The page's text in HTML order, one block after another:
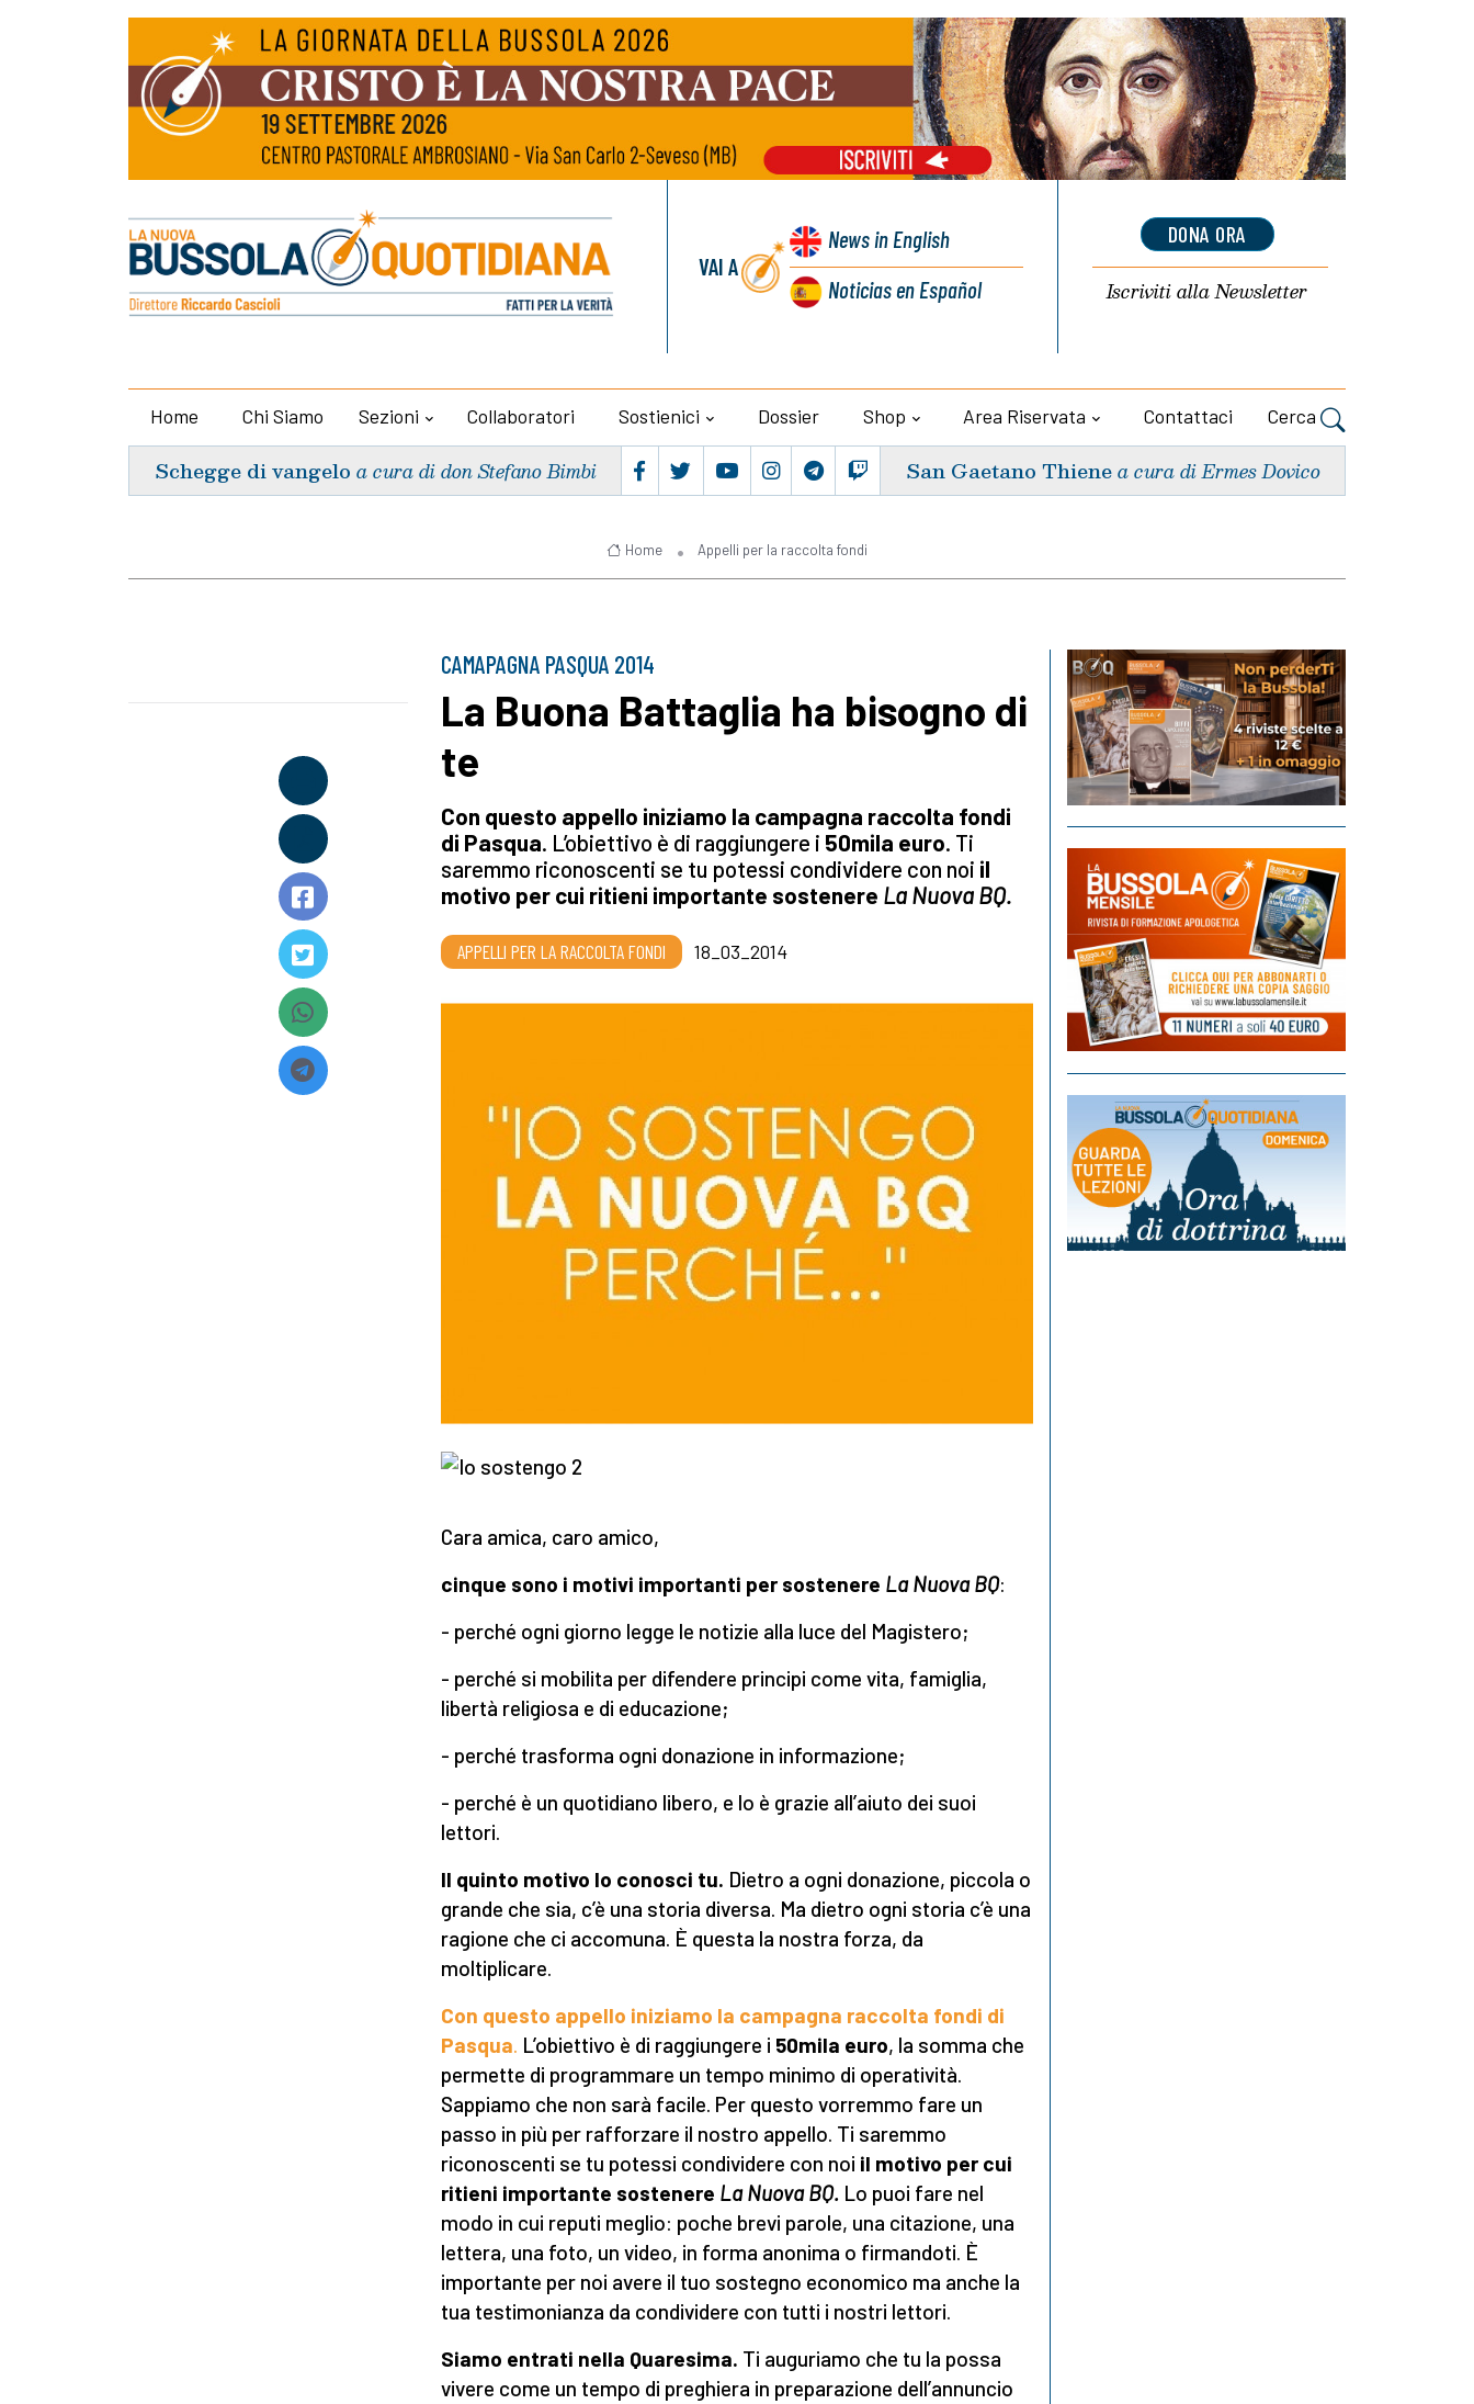
VAI A
Newsin English
Noticiasen Español
DONA ORA
Iscriviti allaNewsletter
Home Chi Siamo Sezioni Collaboratori Sostienici Dossier Shop Area Riservata Contattaci Cerca
Schegge di vangelo a cura di don Stefano Bimbi San Gaetano Thiene a cura di Ermes Dovico
Home Appelli per la raccolta fondi
CAMAPAGNA PASQUA 2014
La Buona Battaglia ha bisogno di
te
Con questo appello iniziamo la campagna raccolta fondi
di Pasqua. L’obiettivo è di raggiungere i 50mila euro. Ti
saremmo riconoscenti se tu potessi condividere con noi il
motivo per cui ritieni importante sostenere La Nuova BQ.
APPELLI PER LA RACCOLTA FONDI 18_03_2014
Cara amica, caro amico,
cinque sono i motivi importanti per sostenere La Nuova BQ:
- perché ogni giorno legge le notizie alla luce del Magistero;
- perché si mobilita per difendere principi come vita, famiglia,
libertà religiosa e di educazione;
- perché trasforma ogni donazione in informazione;
- perché è un quotidiano libero, e lo è grazie all’aiuto dei suoi
lettori.
Il quinto motivo lo conosci tu. Dietro a ogni donazione, piccola o
grande che sia, c’è una storia diversa. Ma dietro ogni storia c’è una
ragione che ci accomuna. È questa la nostra forza, da
moltiplicare.
Con questo appello iniziamo la campagna raccolta fondi di
Pasqua. L’obiettivo è di raggiungere i 50mila euro, la somma che
permette di programmare un tempo minimo di operatività.
Sappiamo che non sarà facile. Per questo vorremmo fare un
passo in più per rafforzare il nostro appello. Ti saremmo
riconoscenti se tu potessi condividere con noi il motivo per cui
ritieni importante sostenere La Nuova BQ. Lo puoi fare nel
modo in cui reputi meglio: poche brevi parole, una citazione, una
lettera, una foto, un video, in forma anonima o firmandoti. È
importante per noi avere il tuo sostegno economico ma anche la
tua testimonianza da condividere con tutti i nostri lettori.
Siamo entrati nella Quaresima. Ti auguriamo che tu la possa
vivere come un tempo di preghiera in preparazione dell’annuncio